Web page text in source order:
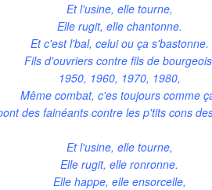
Et l'usine, elle tourne,
Elle rugit, elle chantonne.
Et c'est l'bal, celui ou ça s'bastonne.
Fils d'ouvriers contre fils de
1950, 1960, 1970, 1980,
Même combat, c'es toujours comme
des fainéants contre les p'tits cons
Et l'usine, elle tourne,
Elle rugit, elle ronronne.
Elle happe, elle ensorcelle,